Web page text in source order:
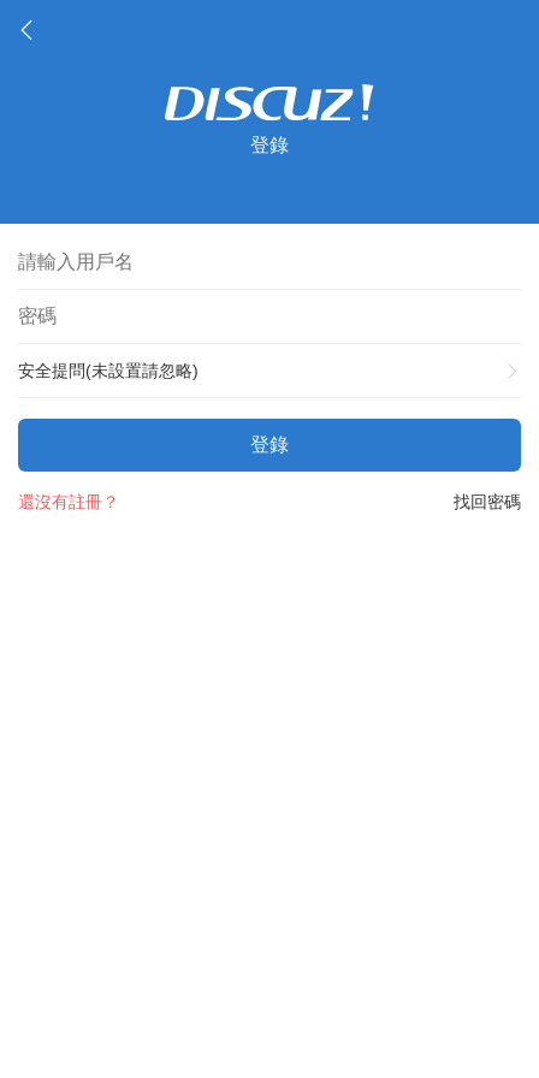
登錄
安全提問(未設置請忽略)
登錄
找回密碼
還沒有註冊？